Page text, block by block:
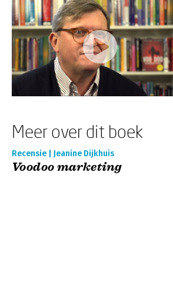
Meer over dit boek
Recensie | Jeanine Dijkhuis
Voodoo marketing